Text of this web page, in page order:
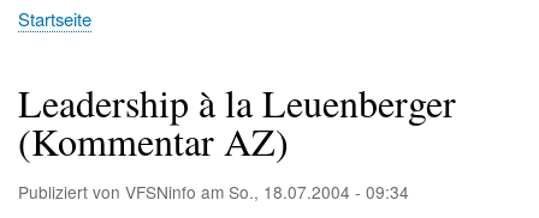
Startseite
Verein
Aktuell
Fakten
Archiv
Kontakt
Pfadnavigation
Startseite
Leadership à la Leuenberger
(Kommentar AZ)
Publiziert von VFSNinfo am So., 18.07.2004 - 09:34